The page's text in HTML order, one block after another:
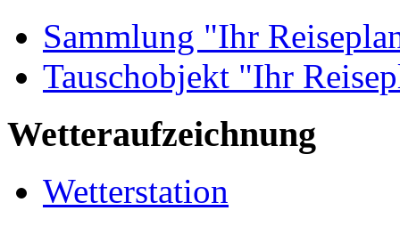
Sammlung "Ihr
Tauschobjekt "Ihr
Wetteraufzeichnung
Wetterstation